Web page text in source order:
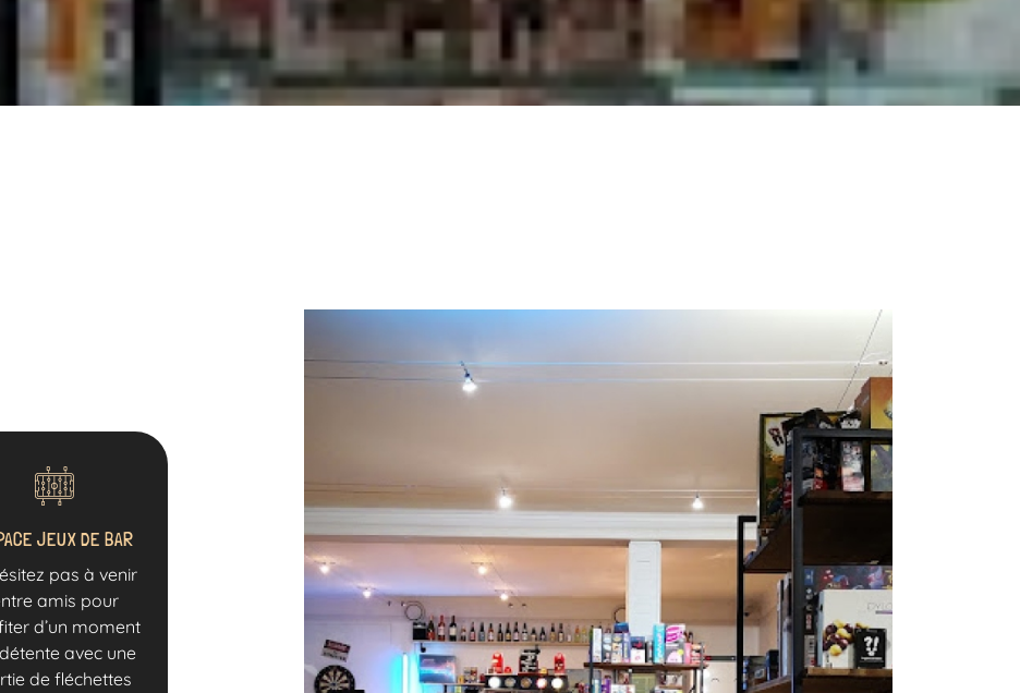
JEUX DE BAR
pas à venir
amis pour
d’un moment
avec une
de fléchettes